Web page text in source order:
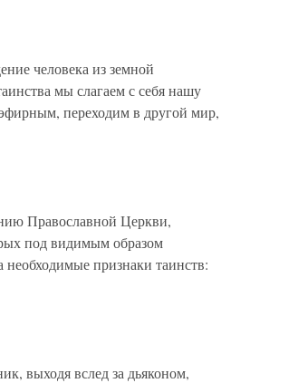
человека из земной
мы слагаем с себя нашу
переходим в другой мир,
Православной Церкви,
под видимым образом
признаки таинств:
выходя вслед за дьяконом,